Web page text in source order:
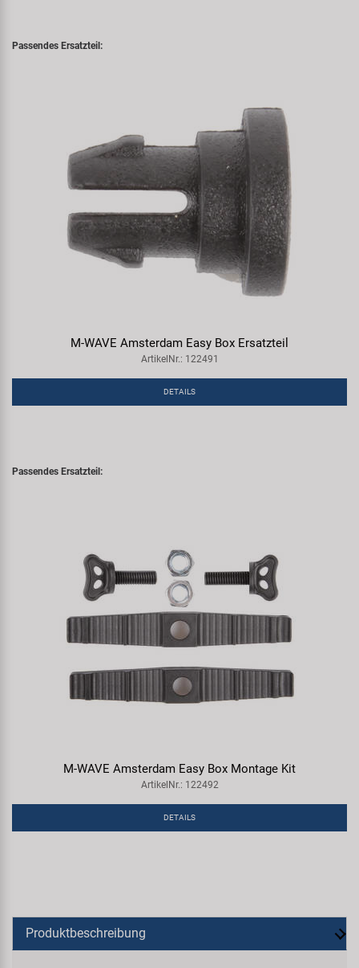
Passendes Ersatzteil:
M-WAVE Amsterdam Easy Box Ersatzteil
ArtikelNr.: 122491
DETAILS
Passendes Ersatzteil:
M-WAVE Amsterdam Easy Box Montage Kit
ArtikelNr.: 122492
DETAILS
Produktbeschreibung